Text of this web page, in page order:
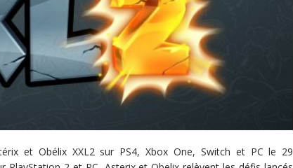
et Obélix XXL2 sur PS4, Xbox One, Switch et PC le 29